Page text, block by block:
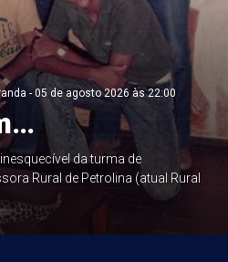
- 05 de agosto 2026 às 22:00
da turma de
Rural de Petrolina (atual Rural